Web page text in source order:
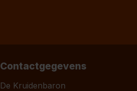
Contactgegevens
De Kruidenbaron